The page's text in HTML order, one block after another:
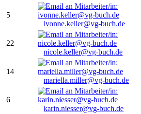
5
ivonne.keller@vg-buch.de
22
nicole.keller@vg-buch.de
14
mariella.miller@vg-buch.de
6
karin.niesser@vg-buch.de